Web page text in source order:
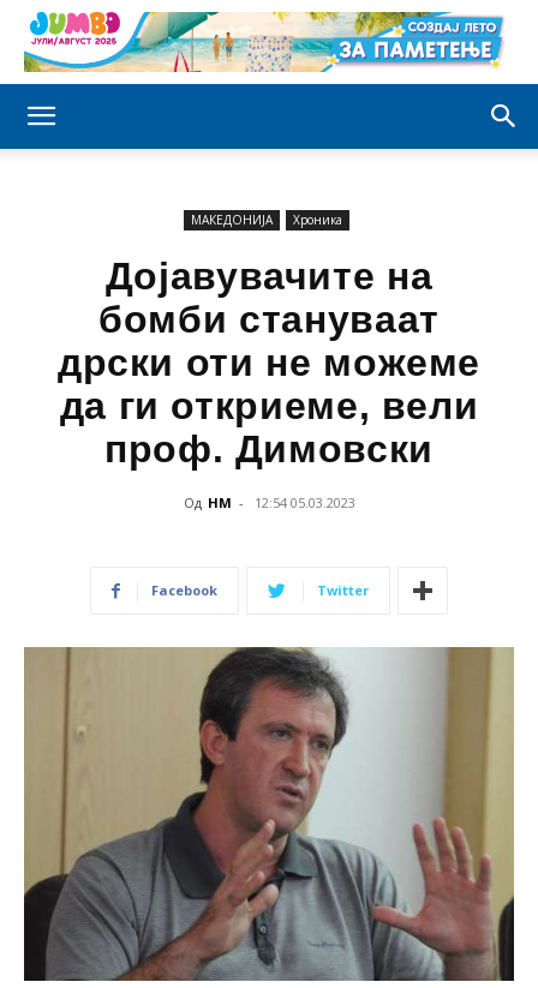
МАКЕДОНИЈА Хроника
Дојавувачите на
бомби стануваат
дрски оти не можеме
да ги откриеме, вели
проф. Димовски
Од НМ - 12:54 05.03.2023
Facebook Twitter